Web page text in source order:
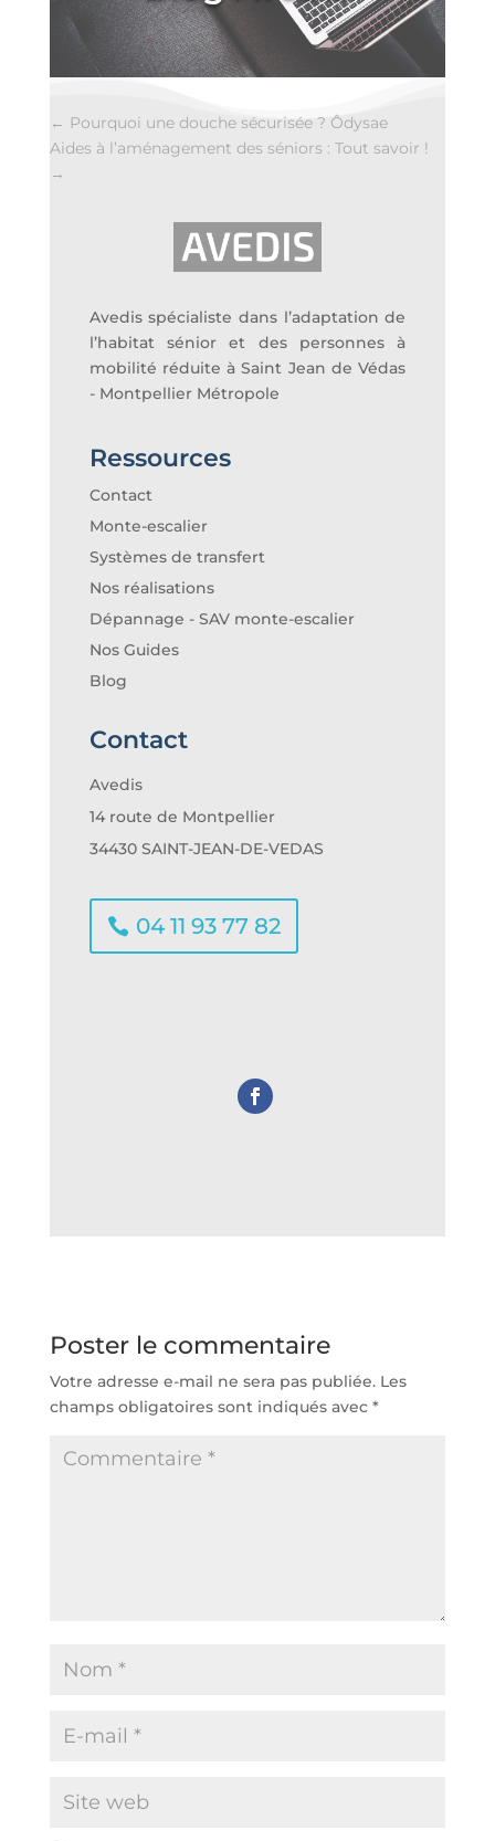
← Pourquoi une douche sécurisée ? Ôdysae
Aides à l’aménagement des séniors : Tout savoir !
→
Avedis spécialiste dans l’adaptation de
l’habitat sénior et des personnes à
mobilité réduite à Saint Jean de Védas
- Montpellier Métropole
Ressources
Contact
Monte-escalier
Systèmes de transfert
Nos réalisations
Dépannage - SAV monte-escalier
Nos Guides
Blog
Contact
Avedis
14 route de Montpellier
34430 SAINT-JEAN-DE-VEDAS
04 11 93 77 82
Poster le commentaire
Votre adresse e-mail ne sera pas publiée. Les
champs obligatoires sont indiqués avec *